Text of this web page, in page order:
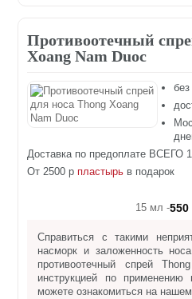
Противоотечный
Xoang Nam Duoc
Доставка по предоплате ВСЕГО
От 2500 р пластырь в подарок
15 мл -550
Справиться с такими
насморк и заложенность
противоотечный спрей
инструкцией по применению
можете ознакомиться на